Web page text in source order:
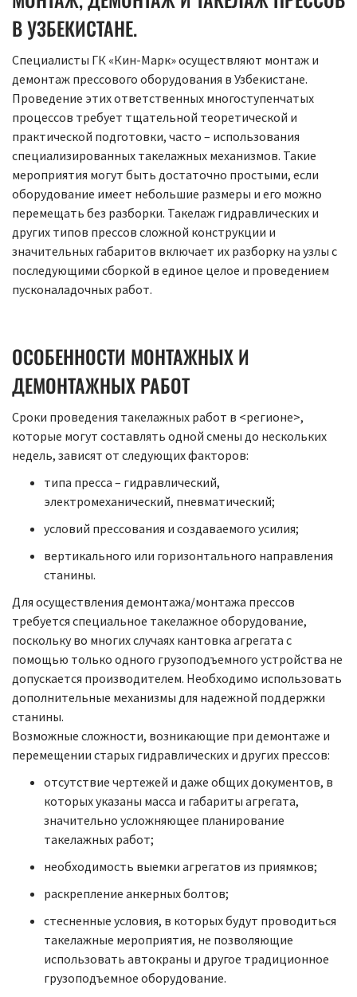
В УЗБЕКИСТАНЕ.
Специалисты ГК «Кин-Марк» осуществляют монтаж и
демонтаж прессового оборудования в Узбекистане.
Проведение этих ответственных многоступенчатых
процессов требует тщательной теоретической и
практической подготовки, часто – использования
специализированных такелажных механизмов. Такие
мероприятия могут быть достаточно простыми, если
оборудование имеет небольшие размеры и его можно
перемещать без разборки. Такелаж гидравлических и
других типов прессов сложной конструкции и
значительных габаритов включает их разборку на узлы с
последующими сборкой в единое целое и проведением
пусконаладочных работ.
ОСОБЕННОСТИ МОНТАЖНЫХ И
ДЕМОНТАЖНЫХ РАБОТ
Сроки проведения такелажных работ в <регионе>,
которые могут составлять одной смены до нескольких
недель, зависят от следующих факторов:
типа пресса – гидравлический,
электромеханический, пневматический;
условий прессования и создаваемого усилия;
вертикального или горизонтального направления
станины.
Для осуществления демонтажа/монтажа прессов
требуется специальное такелажное оборудование,
поскольку во многих случаях кантовка агрегата с
помощью только одного грузоподъемного устройства не
допускается производителем. Необходимо использовать
дополнительные механизмы для надежной поддержки
станины.
Возможные сложности, возникающие при демонтаже и
перемещении старых гидравлических и других прессов:
отсутствие чертежей и даже общих документов, в
которых указаны масса и габариты агрегата,
значительно усложняющее планирование
такелажных работ;
необходимость выемки агрегатов из приямков;
раскрепление анкерных болтов;
стесненные условия, в которых будут проводиться
такелажные мероприятия, не позволяющие
использовать автокраны и другое традиционное
грузоподъемное оборудование.